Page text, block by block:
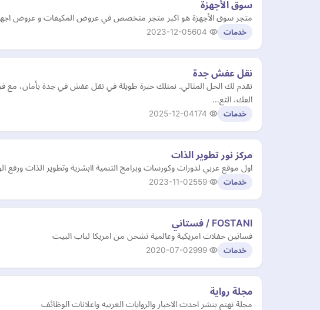
سوق الأجهزة
متجر سوق الأجهزة هو اكبر متجر متخصص في عروض المكيفات و عروض
خدمات 2023-12-05
نقل عفش جدة
نقدم لك الحل المثالي. نمتلك خبرة طويلة في نقل عفش في جدة بأمان،
الفك، التغ…
خدمات 2025-12-04
مركز نور تطوير الذات
اول موقع عربي لدورات وكورسات وبرامج التنمية اابشرية وتطوير الذات
خدمات 2023-11-02
FOSTANI / فستاني
فساتين حفلات امريكية وعالمية تشحن من امريكا لباب البيت
خدمات 2020-07-02
مجلة رواية
مجلة تهتم بنشر احدث الاخبار والروايات العربيه واعلانات الوظائف